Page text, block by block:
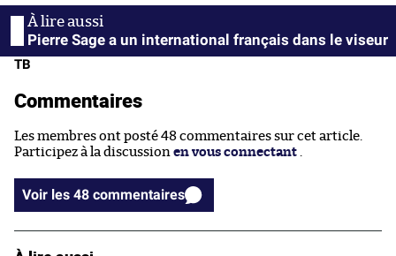
Pierre Sage a un international français dans le viseur
TB
Commentaires
Les membres ont posté 48 commentaires sur cet article.
Participez à la discussion en vous connectant
Voir les 48 commentaires